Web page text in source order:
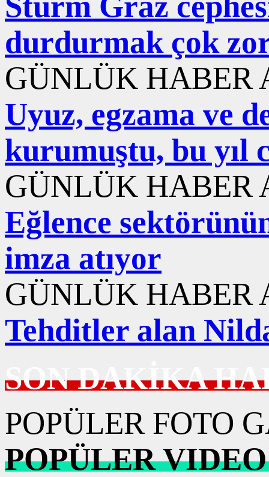
durdurmak çok
GÜNLÜK HABER
Uyuz, egzama ve
kurumuştu, bu yıl
GÜNLÜK HABER
Eğlence
imza atıyor
GÜNLÜK HABER
Tehditler alan
SON DAKİKA
POPÜLER FOTO
POPÜLER